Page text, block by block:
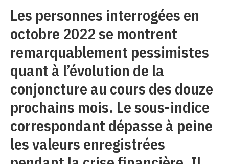
Les personnes interrogées en
octobre 2022 se montrent
remarquablement pessimistes
quant à l’évolution de la
conjoncture au cours des douze
prochains mois. Le sous-indice
correspondant dépasse à peine
les valeurs enregistrées